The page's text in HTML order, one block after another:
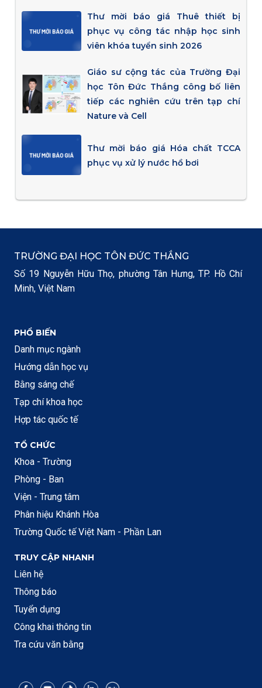
Thư mời báo giá Thuê thiết bị
phục vụ công tác nhập học sinh
viên khóa tuyển sinh 2026
Giáo sư cộng tác của Trường Đại
học Tôn Đức Thắng công bố liên
tiếp các nghiên cứu trên tạp chí
Nature và Cell
Thư mời báo giá Hóa chất TCCA
phục vụ xử lý nước hồ bơi
TRƯỜNG ĐẠI HỌC TÔN ĐỨC THẮNG
Số 19 Nguyễn Hữu Thọ, phường Tân Hưng, TP. Hồ Chí
Minh, Việt Nam
PHỔ BIẾN
Danh mục ngành
Hướng dẫn học vụ
Bằng sáng chế
Tạp chí khoa học
Hợp tác quốc tế
TỔ CHỨC
Khoa - Trường
Phòng - Ban
Viện - Trung tâm
Phân hiệu Khánh Hòa
Trường Quốc tế Việt Nam - Phần Lan
TRUY CẬP NHANH
Liên hệ
Thông báo
Tuyển dụng
Công khai thông tin
Tra cứu văn bằng